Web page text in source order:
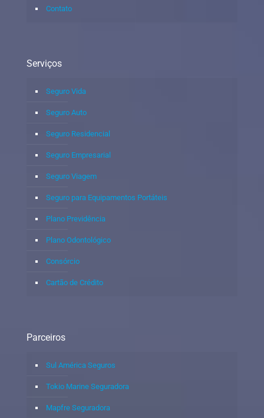
Contato
Serviços
Seguro Vida
Seguro Auto
Seguro Residencial
Seguro Empresarial
Seguro Viagem
Seguro para Equipamentos Portáteis
Plano Previdência
Plano Odontológico
Consórcio
Cartão de Crédito
Parceiros
Sul América Seguros
Tokio Marine Seguradora
Mapfre Seguradora